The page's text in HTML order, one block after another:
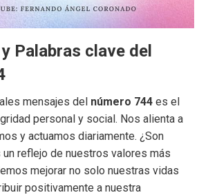
Palabras clave del
mensajes del número 744 es el
personal y social. Nos alienta a
y actuamos diariamente. ¿Son
reflejo de nuestros valores más
mejorar no solo nuestras vidas
positivamente a nuestra